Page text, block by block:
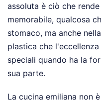
assoluta è ciò che
memorabile, qualcosa
stomaco, ma anche
plastica che
speciali quando ha la
sua parte.
La cucina emiliana non